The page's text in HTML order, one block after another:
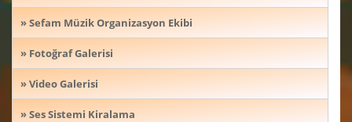
» Sefam Müzik Organizasyon Ekibi
» Fotoğraf Galerisi
» Video Galerisi
» Ses Sistemi Kiralama